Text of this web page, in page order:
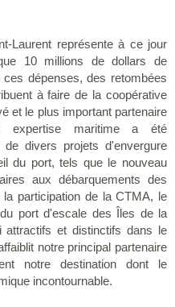
Laurent représente à ce jour
10 millions de dollars de
dépenses, des retombées
à faire de la coopérative
et le plus important partenaire
expertise maritime a été
de divers projets d'envergure
du port, tels que le nouveau
aux débarquements des
participation de la CTMA, le
port d'escale des Îles de la
attractifs et distinctifs dans le
notre principal partenaire
notre destination dont le
incontournable.